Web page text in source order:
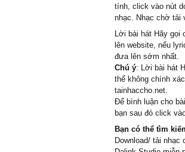
lúc trước.
Ѵẫn đi tìm đôi
mõi
tính, click vào nút
nhạc. Nhạc chờ tải
Lời bài hát Hãy gọi
lên website, nếu
đưa lên sớm nhất.
Chú ý: Lời bài hát
thể không chính
tainhaccho.net.
Để bình luận cho
bạn sau đó click
Bạn có thể tìm
Download/ tải